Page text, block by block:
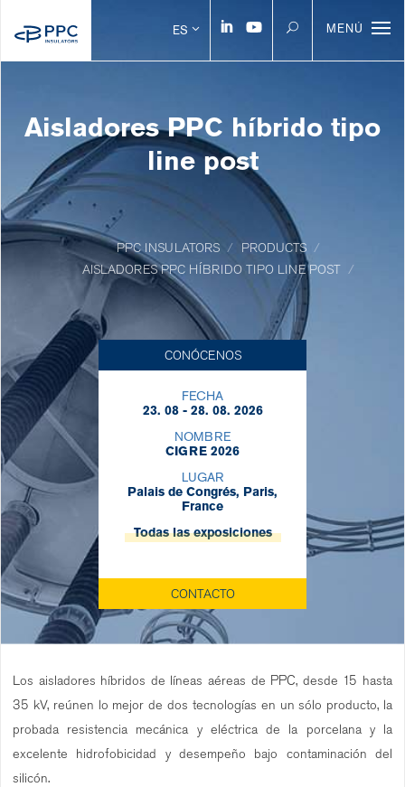
ES MENÚ
Aisladores PPC híbrido tipo
line post
PPC INSULATORS
PRODUCTS
AISLADORES PPC HÍBRIDO TIPO LINE POST
CONÓCENOS
FECHA
23. 08 - 28. 08. 2026
NOMBRE
CIGRE 2026
LUGAR
Palais de Congrés, Paris,
France
Todas las exposiciones
CONTACTO
Los aisladores híbridos de líneas aéreas de PPC, desde 15 hasta
35 kV, reúnen lo mejor de dos tecnologías en un sólo producto, la
probada resistencia mecánica y eléctrica de la porcelana y la
excelente hidrofobicidad y desempeño bajo contaminación del
silicón.